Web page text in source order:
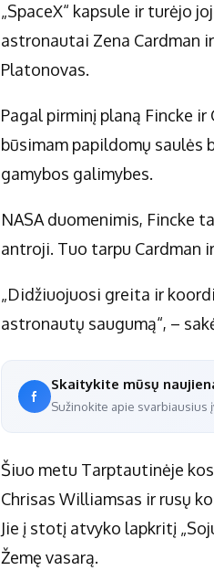
„SpaceX“ kapsule ir turėjo
astronautai Zena Cardman
Platonovas.
Pagal pirminį planą Fincke
būsimam papildomų
gamybos galimybes.
NASA duomenimis, Fincke
antroji. Tuo tarpu Cardman
„Didžiuojuosi greita ir
astronautų saugumą“, –
Skaitykite mūsų
Sužinokite apie svarbiausius
Šiuo metu Tarptautinėje
Chrisas Williamsas ir rusų
Jie į stotį atvyko lapkritį
Žemę vasarą.